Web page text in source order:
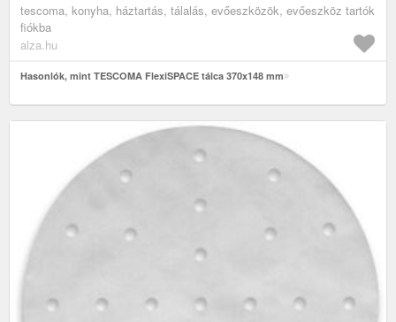
tescoma, konyha, háztartás, tálalás, evőeszközök, evőeszköz tartók
fiókba
alza.hu
Hasonlók, mint TESCOMA FlexiSPACE tálca 370x148 mm